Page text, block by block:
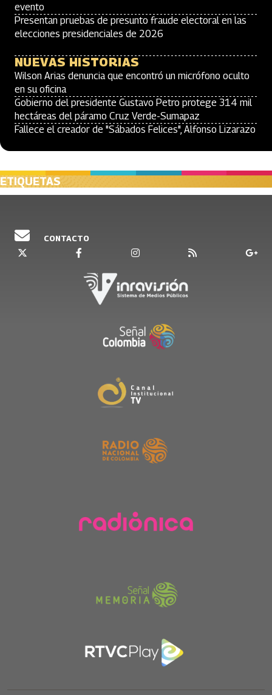
evento
Presentan pruebas de presunto fraude electoral en las
elecciones presidenciales de 2026
NUEVAS HISTORIAS
Wilson Arias denuncia que encontró un micrófono oculto
en su oficina
Gobierno del presidente Gustavo Petro protege 314 mil
hectáreas del páramo Cruz Verde-Sumapaz
Fallece el creador de "Sábados Felices", Alfonso Lizarazo
ETIQUETAS
CONTACTO